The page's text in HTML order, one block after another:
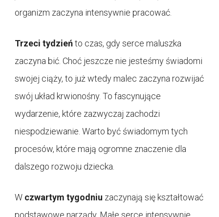
organizm zaczyna intensywnie pracować.
Trzeci tydzieńto czas, gdy serce maluszka
zaczyna bić. Choć jeszcze nie jesteśmy świadomi
swojej ciąży, to już wtedy malec zaczyna rozwijać
swój układ krwionośny. To fascynujące
wydarzenie, które zazwyczaj zachodzi
niespodziewanie. Warto być świadomym tych
procesów, które mają ogromne znaczenie dla
dalszego rozwoju dziecka.
W czwartym tygodniu zaczynają się kształtować
podstawowe narządy. Małe serce intensywnie